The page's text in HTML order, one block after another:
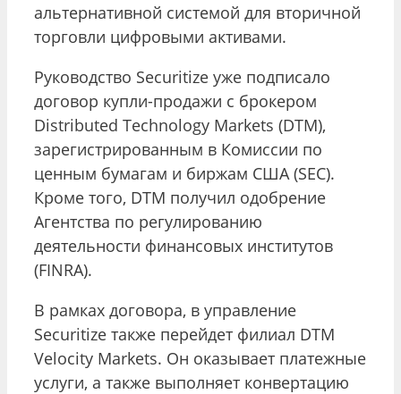
альтернативной системой для вторичной
торговли цифровыми активами.
Руководство Securitize уже подписало
договор купли-продажи с брокером
Distributed Technology Markets (DTM),
зарегистрированным в Комиссии по
ценным бумагам и биржам США (SEC).
Кроме того, DTM получил одобрение
Агентства по регулированию
деятельности финансовых институтов
(FINRA).
В рамках договора, в управление
Securitize также перейдет филиал DTM
Velocity Markets. Он оказывает платежные
услуги, а также выполняет конвертацию